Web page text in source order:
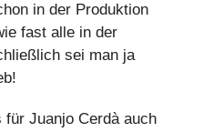
in der Produktion
fast alle in der
sei man ja
für Juanjo Cerdà auch